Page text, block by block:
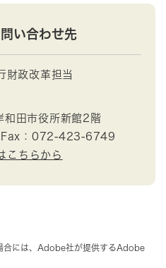
い合わせ先
財政改革担当
和田市役所新館2階
Fax：072-423-6749
こちらから
合には、Adobe社が提供するAdobe